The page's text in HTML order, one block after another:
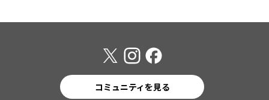
コミュニティを見る